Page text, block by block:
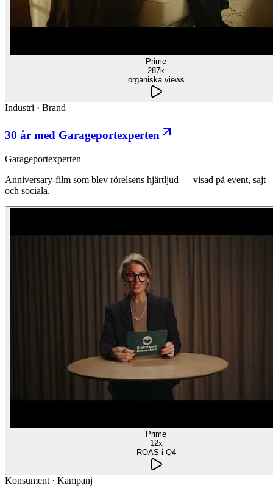
Prime
287k
organiska views
Industri · Brand
30 år med Garageportexperten
Garageportexperten
Anniversary-film som blev rörelsens hjärtljud — visad på event, sajt
och sociala.
Prime
12x
ROAS i Q4
Konsument · Kampanj